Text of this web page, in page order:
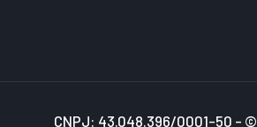
CNPJ: 43.048.396/0001-50 -